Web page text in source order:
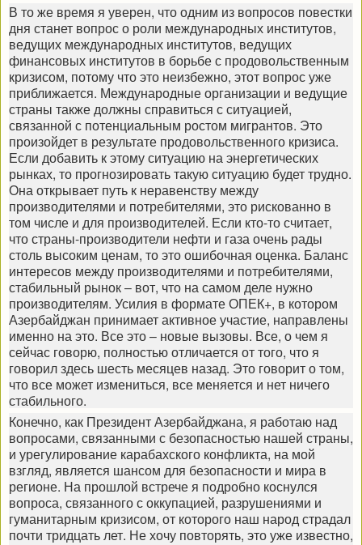
В то же время я уверен, что одним из вопросов повестки
дня станет вопрос о роли международных институтов,
ведущих международных институтов, ведущих
финансовых институтов в борьбе с продовольственным
кризисом, потому что это неизбежно, этот вопрос уже
приближается. Международные организации и ведущие
страны также должны справиться с ситуацией,
связанной с потенциальным ростом мигрантов. Это
произойдет в результате продовольственного кризиса.
Если добавить к этому ситуацию на энергетических
рынках, то прогнозировать такую ситуацию будет трудно.
Она открывает путь к неравенству между
производителями и потребителями, это рискованно в
том числе и для производителей. Если кто-то считает,
что страны-производители нефти и газа очень рады
столь высоким ценам, то это ошибочная оценка. Баланс
интересов между производителями и потребителями,
стабильный рынок – вот, что на самом деле нужно
производителям. Усилия в формате ОПЕК+, в котором
Азербайджан принимает активное участие, направлены
именно на это. Все это – новые вызовы. Все, о чем я
сейчас говорю, полностью отличается от того, что я
говорил здесь шесть месяцев назад. Это говорит о том,
что все может измениться, все меняется и нет ничего
стабильного.
Конечно, как Президент Азербайджана, я работаю над
вопросами, связанными с безопасностью нашей страны,
и урегулирование карабахского конфликта, на мой
взгляд, является шансом для безопасности и мира в
регионе. На прошлой встрече я подробно коснулся
вопроса, связанного с оккупацией, разрушениями и
гуманитарным кризисом, от которого наш народ страдал
почти тридцать лет. Не хочу повторять, это уже известно,